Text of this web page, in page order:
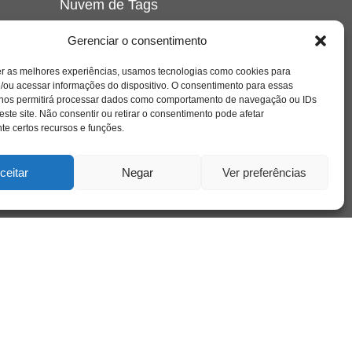
Gerenciar o consentimento
as melhores experiências, usamos tecnologias como cookies para
ou acessar informações do dispositivo. O consentimento para essas
permitirá processar dados como comportamento de navegação ou IDs
site. Não consentir ou retirar o consentimento pode afetar
certos recursos e funções.
Negar Ver preferências
Nuvem de Tags
crianca cuidado cultura depressao
educação família filme
freud infância insight jung liberdade livro
loucura luto maternidade
psicologia relato